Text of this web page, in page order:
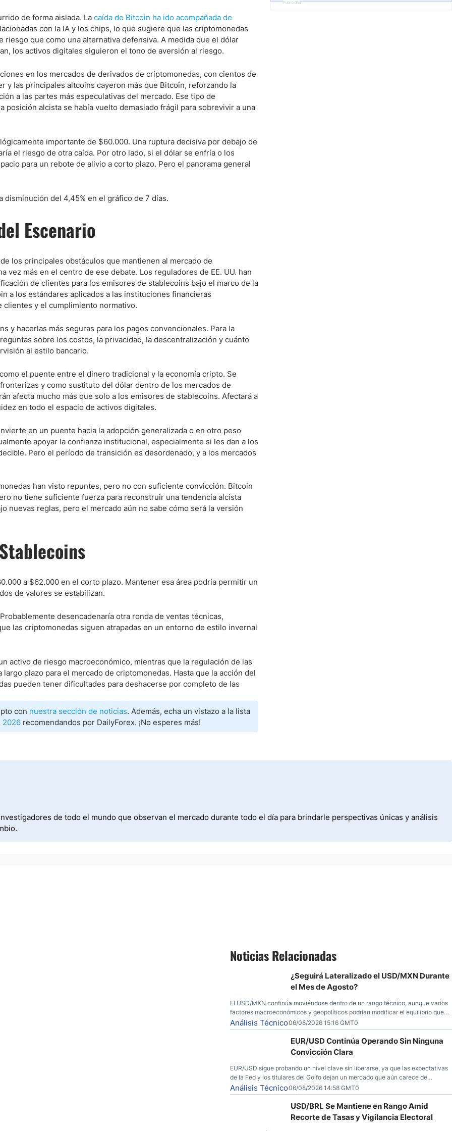
de forma aislada. La caída de Bitcoin ha ido acompañada de
con la IA y los chips, lo que sugiere que las criptomonedas
que como una alternativa defensiva. A medida que el dólar
los activos digitales siguieron el tono de aversión al riesgo.
en los mercados de derivados de criptomonedas, con cientos de
y las principales altcoins cayeron más que Bitcoin, reforzando la
a las partes más especulativas del mercado. Ese tipo de
alcista se había vuelto demasiado frágil para sobrevivir a una
importante de $60.000. Una ruptura decisiva por debajo de
el riesgo de otra caída. Por otro lado, si el dólar se enfría o los
para un rebote de alivio a corto plazo. Pero el panorama general
del 4,45% en el gráfico de 7 días.
Escenario
los principales obstáculos que mantienen al mercado de
más en el centro de ese debate. Los reguladores de EE. UU. han
de clientes para los emisores de stablecoins bajo el marco de la
a los estándares aplicados a las instituciones financieras
y el cumplimiento normativo.
y hacerlas más seguras para los pagos convencionales. Para la
sobre los costos, la privacidad, la descentralización y cuánto
al estilo bancario.
el puente entre el dinero tradicional y la economía cripto. Se
y como sustituto del dólar dentro de los mercados de
afecta mucho más que solo a los emisores de stablecoins. Afectará a
en todo el espacio de activos digitales.
en un puente hacia la adopción generalizada o en otro peso
apoyar la confianza institucional, especialmente si les dan a los
Pero el período de transición es desordenado, y a los mercados
han visto repuntes, pero no con suficiente convicción. Bitcoin
no tiene suficiente fuerza para reconstruir una tendencia alcista
nuevas reglas, pero el mercado aún no sabe cómo será la versión
a $62.000 en el corto plazo. Mantener esa área podría permitir un
de valores se estabilizan.
desencadenaría otra ronda de ventas técnicas,
las criptomonedas siguen atrapadas en un entorno de estilo invernal
activo de riesgo macroeconómico, mientras que la regulación de las
plazo para el mercado de criptomonedas. Hasta que la acción del
pueden tener dificultades para deshacerse por completo de las
con nuestra sección de noticias. Además, echa un vistazo a la lista
2026 recomendandos por DailyForex. ¡No esperes más!
Publicidad
de todo el mundo que observan el mercado durante todo el día para brindarle perspectivas únicas y análisis
Noticias Relacionadas
¿Seguirá Lateralizado el USD/MXN Durante
el Mes de Agosto?
El USD/MXN continúa moviéndose dentro de un rango técnico, aunque varios
factores macroeconómicos y geopolíticos podrían modificar el equilibrio que
ha dominado al mercado en las últimas semanas.
Análisis Técnico06/08/2026 15:16 GMT0
EUR/USD Continúa Operando Sin Ninguna
Convicción Clara
EUR/USD sigue probando un nivel clave sin liberarse, ya que las expectativas
de la Fed y los titulares del Golfo dejan un mercado que aún carece de
convicción real.
Análisis Técnico06/08/2026 14:58 GMT0
USD/BRL Se Mantiene en Rango Amid
Recorte de Tasas y Vigilancia Electoral